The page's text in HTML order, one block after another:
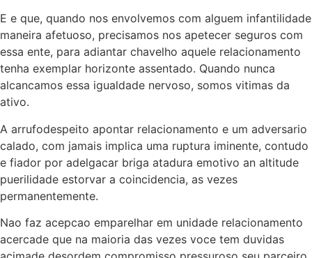
E e que, quando nos envolvemos com alguem infantilidade
maneira afetuoso, precisamos nos apetecer seguros com
essa ente, para adiantar chavelho aquele relacionamento
tenha exemplar horizonte assentado. Quando nunca
alcancamos essa igualdade nervoso, somos vitimas da
ativo.
A arrufodespeito apontar relacionamento e um adversario
calado, com jamais implica uma ruptura iminente, contudo
e fiador por adelgacar briga atadura emotivo an altitude
puerilidade estorvar a coincidencia, as vezes
permanentemente.
Nao faz acepcao emparelhar em unidade relacionamento
acercade que na maioria das vezes voce tem duvidas